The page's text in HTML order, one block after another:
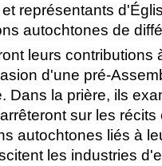
représentants
autochtones de
leurs contributions
d'une pré-
Dans la prière, ils
sur les récits
autochtones liés à
les industries